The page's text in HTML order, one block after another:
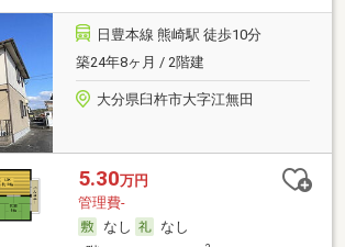
日豊本線 熊崎駅 徒歩10分
築24年8ヶ月 / 2階建
大分県臼杵市大字江無田
5.30万円
管理費-
なし
なし